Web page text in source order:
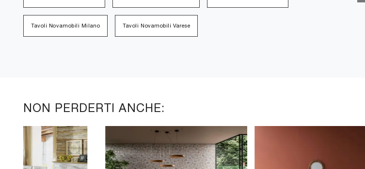
Tavoli Novamobili Milano Tavoli Novamobili Varese
NON PERDERTI ANCHE: